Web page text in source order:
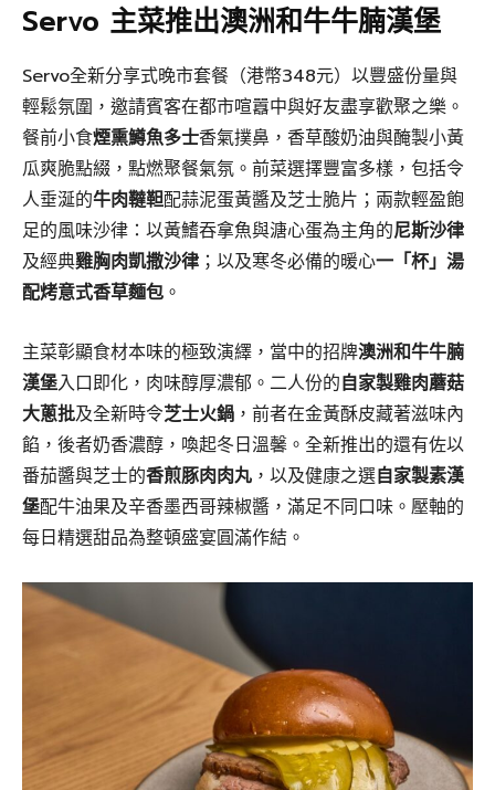
Servo 主菜推出澳洲和牛牛腩漢堡
Servo全新分享式晚市套餐（港幣348元）以豐盛份量與
輕鬆氛圍，邀請賓客在都市喧囂中與好友盡享歡聚之樂。
餐前小食煙熏鱒魚多士香氣撲鼻，香草酸奶油與醃製小黃
瓜爽脆點綴，點燃聚餐氣氛。前菜選擇豐富多樣，包括令
人垂涎的牛肉韃靼配蒜泥蛋黃醬及芝士脆片；兩款輕盈飽
足的風味沙律：以黃鰭吞拿魚與溏心蛋為主角的尼斯沙律
及經典雞胸肉凱撒沙律 ；以及寒冬必備的暖心一「杯」湯
配烤意式香草麵包 。
主菜彰顯食材本味的極致演繹，當中的招牌澳洲和牛牛腩
漢堡入口即化，肉味醇厚濃郁。二人份的自家製雞肉蘑菇
大蔥批及全新時令芝士火鍋 ，前者在金黃酥皮藏著滋味內
餡，後者奶香濃醇，喚起冬日溫馨。全新推出的還有佐以
番茄醬與芝士的香煎豚肉肉丸 ，以及健康之選自家製素漢
堡配牛油果及辛香墨西哥辣椒醬，滿足不同口味。壓軸的
每日精選甜品為整頓盛宴圓滿作結。